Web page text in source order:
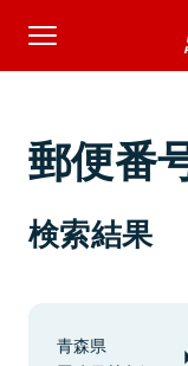
郵便番
検索結果
青森県